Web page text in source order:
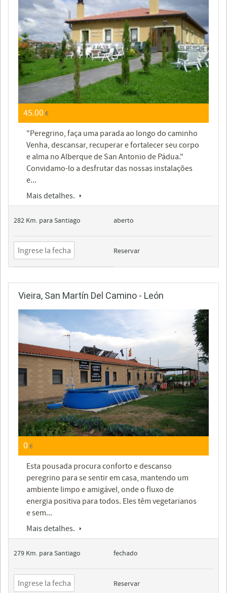
45.00€
"Peregrino, faça uma parada ao longo do caminho
Venha, descansar, recuperar e fortalecer seu corpo
e alma no Alberque de San Antonio de Pádua."
Convidamo-lo a desfrutar das nossas instalações
e...
Mais detalhes.
282 Km. para Santiago aberto
Reservar
Vieira, San Martín Del Camino - León
0€
Esta pousada procura conforto e descanso
peregrino para se sentir em casa, mantendo um
ambiente limpo e amigável, onde o fluxo de
energia positiva para todos. Eles têm vegetarianos
e sem...
Mais detalhes.
279 Km. para Santiago fechado
Reservar